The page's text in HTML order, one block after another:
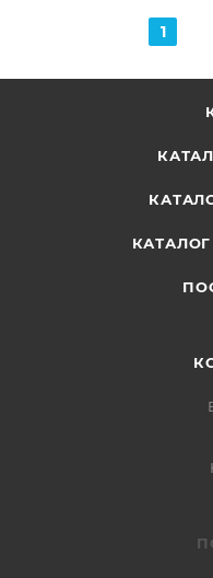
1
КАТАЛОГ